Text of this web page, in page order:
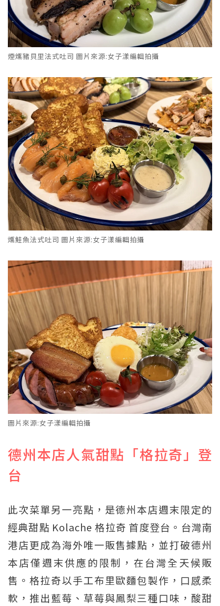
煙燻豬貝里法式吐司 圖片來源:女子漾編輯拍攝
燻鮭魚法式吐司 圖片來源:女子漾編輯拍攝
圖片來源:女子漾編輯拍攝
德州本店人氣甜點「格拉奇」登
台
此次菜單另一亮點，是德州本店週末限定的
經典甜點 Kolache 格拉奇 首度登台。台灣南
港店更成為海外唯一販售據點，並打破德州
本店僅週末供應的限制，在台灣全天候販
售。格拉奇以手工布里歐麵包製作，口感柔
軟，推出藍莓、草莓與鳳梨三種口味，酸甜